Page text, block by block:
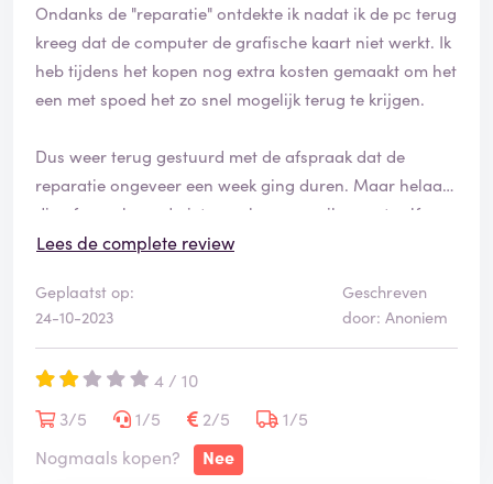
Ondanks de "reparatie" ontdekte ik nadat ik de pc terug
kreeg dat de computer de grafische kaart niet werkt. Ik
heb tijdens het kopen nog extra kosten gemaakt om het
een met spoed het zo snel mogelijk terug te krijgen.
Dus weer terug gestuurd met de afspraak dat de
reparatie ongeveer een week ging duren. Maar helaas,
die afspraak werd niet nagekomen en ik moest zelf
weer contact opnemen met Alternate. Retour gaat niet
Begin Augustus gekocht, het is nu eind Oktober. Dit
moet gewoon niet kunnen.
Bij een ondeugdelijk product, moeten ze volgens de
wet een nieuwe product sturen. Of door een ander te
laten repareren op hun kosten.
Lees de complete review
Geplaatst op:
24-10-2023
Geschreven
door: Anoniem
4 / 10
3/5
1/5 2/5
1/5
Nogmaals kopen?
Nee